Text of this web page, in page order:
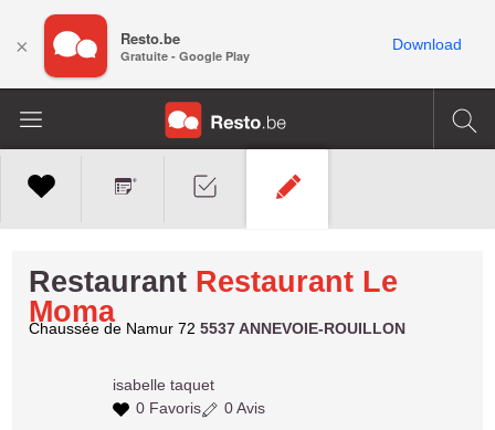
Restaurant Restaurant Le
Moma
Chaussée de Namur 725537 ANNEVOIE-ROUILLON
isabelle taquet
0 Favoris
0 Avis
× Resto.be
Gratuite - Google Play
Download